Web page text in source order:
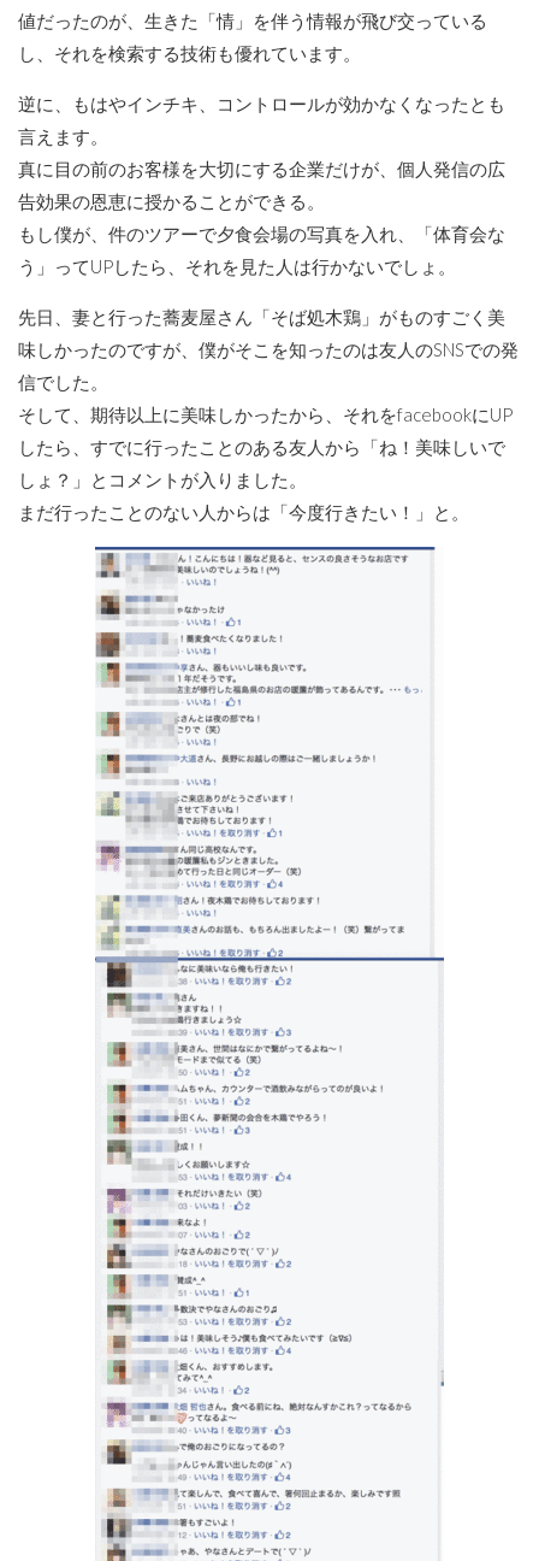
値だったのが、生きた「情」を伴う情報が飛び交っている
し、それを検索する技術も優れています。
逆に、もはやインチキ、コントロールが効かなくなったとも
言えます。
真に目の前のお客様を大切にする企業だけが、個人発信の広
告効果の恩恵に授かることができる。
もし僕が、件のツアーで夕食会場の写真を入れ、「体育会な
う」ってUPしたら、それを見た人は行かないでしょ。
先日、妻と行った蕎麦屋さん「そば処木鶏」がものすごく美
味しかったのですが、僕がそこを知ったのは友人のSNSでの発
信でした。
そして、期待以上に美味しかったから、それをfacebookにUP
したら、すでに行ったことのある友人から「ね！美味しいで
しょ？」とコメントが入りました。
まだ行ったことのない人からは「今度行きたい！」と。